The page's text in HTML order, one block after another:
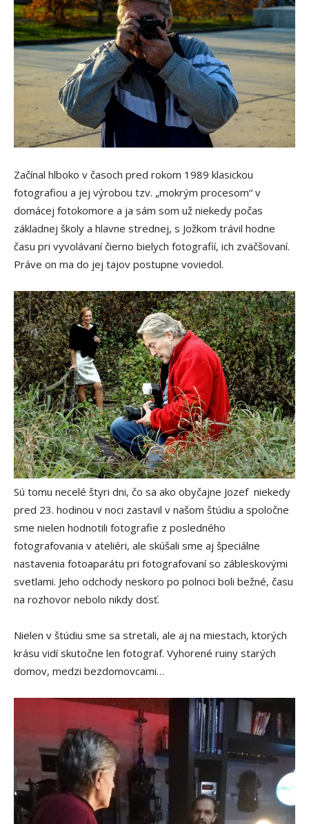
Začínal hlboko v časoch pred rokom 1989 klasickou
fotografiou a jej výrobou tzv. „mokrým procesom“ v
domácej fotokomore a ja sám som už niekedy počas
základnej školy a hlavne strednej, s Jožkom trávil hodne
času pri vyvolávaní čierno bielych fotografií, ich zväčšovaní.
Práve on ma do jej tajov postupne voviedol.
Sú tomu necelé štyri dni, čo sa ako obyčajne Jozef niekedy
pred 23. hodinou v noci zastavil v našom štúdiu a spoločne
sme nielen hodnotili fotografie z posledného
fotografovania v ateliéri, ale skúšali sme aj špeciálne
nastavenia fotoaparátu pri fotografovaní so zábleskovými
svetlami. Jeho odchody neskoro po polnoci boli bežné, času
na rozhovor nebolo nikdy dosť.
Nielen v štúdiu sme sa stretali, ale aj na miestach, ktorých
krásu vidí skutočne len fotograf. Vyhorené ruiny starých
domov, medzi bezdomovcami…